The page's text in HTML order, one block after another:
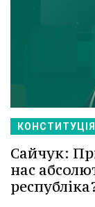
КОНСТИТУЦІЯ
Сайчук:
нас